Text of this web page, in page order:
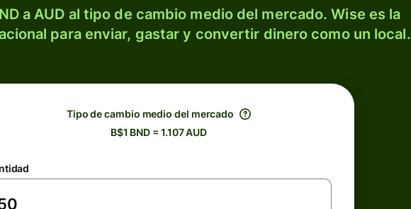
a AUD al tipo de cambio medio del mercado. Wise es la
para enviar, gastar y convertir dinero como un local.
Tipo de cambio medio del mercado
B$1 BND = 1.107 AUD